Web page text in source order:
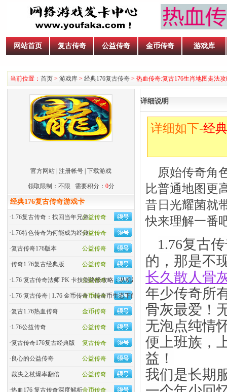
网站首页 复古传奇 公益传奇 金币传奇 游戏库
当前位置： 首页 > 游戏库 > 经典176复古传奇 > 热血传奇:复古176生肖地图走法
官方网站 注册帐号 下载游戏
领取限制：不限 需要积分： 0分
经典176复古传奇游戏卡
公益传奇
·1.76复古传奇：找回当年兄弟
公益传奇
·1.76特色传奇为何能成为经典
公益传奇
·复古传奇176版本
公益传奇
·传奇1.76复古经典版
公益传奇
·1.76 复古传奇法师 PK 卡技能终极攻略：从机制到实战
金币传奇
·1.76 复古传奇 | 1.76 金币传奇：纯金币生态下的玛法�
金币传奇
·复古1.76热血传奇
公益传奇
·1.76公益传奇
复古传奇
·复古传奇176复古经典版
公益传奇
· 良心的公益传奇
公益传奇
·裁决之杖爆率翻倍
金币传奇
·热血176 复古传奇深度解析
详细说明
详细如下-经
原始传奇角
比普通地图更
昔日光耀菌就
快来理解一番
1.76复古
的，那是不
长久散人骨
年少传奇所
骨灰最爱！
无泡点纯情
便上班族，
益！
我们是长期